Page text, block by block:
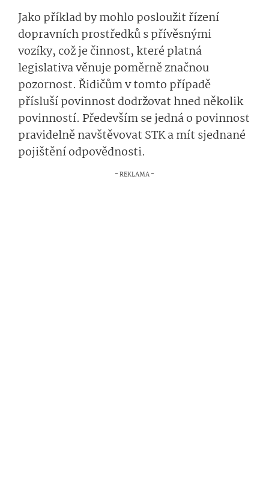
Jako příklad by mohlo posloužit řízení
dopravních prostředků s přívěsnými
vozíky, což je činnost, které platná
legislativa věnuje poměrně značnou
pozornost. Řidičům v tomto případě
přísluší povinnost dodržovat hned několik
povinností. Především se jedná o povinnost
pravidelně navštěvovat STK a mít sjednané
pojištění odpovědnosti.